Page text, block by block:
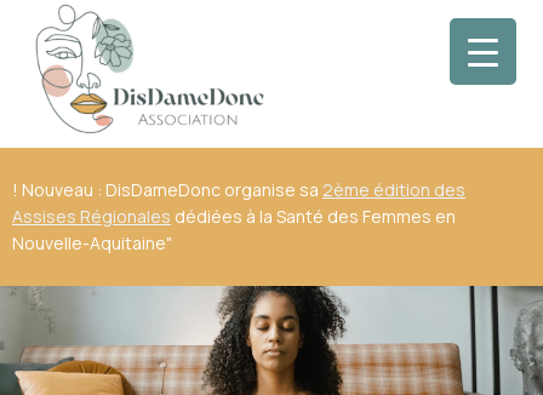
! Nouveau : DisDameDonc organise sa 2ème édition des
Assises Régionales dédiées à la Santé des Femmes en
Nouvelle-Aquitaine"